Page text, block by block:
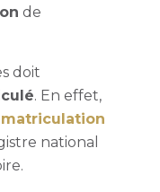
de
doit
. En effet,
national